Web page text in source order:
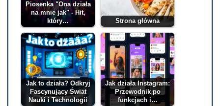
Piosenka "Ona działa
na mnie jak" - Hit,
który…
Strona główna
Jak to działa? Odkryj
Fascynujący Świat
Nauki i Technologii
Jak działa Instagram:
Przewodnik po
funkcjach i…